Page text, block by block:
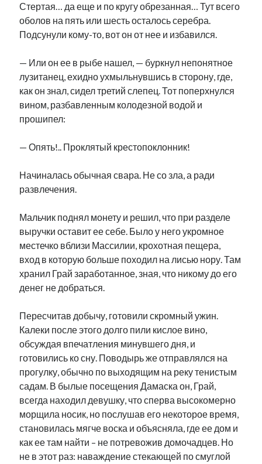
Стертая… да еще и по кругу обрезанная… Тут всего
оболов на пять или шесть осталось серебра.
Подсунули кому-то, вот он от нее и избавился.
— Или он ее в рыбе нашел, — буркнул непонятное
лузитанец, ехидно ухмыльнувшись в сторону, где,
как он знал, сидел третий слепец. Тот поперхнулся
вином, разбавленным колодезной водой и
прошипел:
— Опять!.. Проклятый крестопоклонник!
Начиналась обычная свара. Не со зла, а ради
развлечения.
Мальчик поднял монету и решил, что при разделе
выручки оставит ее себе. Было у него укромное
местечко вблизи Массилии, крохотная пещера,
вход в которую больше походил на лисью нору. Там
хранил Грай заработанное, зная, что никому до его
денег не добраться.
Пересчитав добычу, готовили скромный ужин.
Калеки после этого долго пили кислое вино,
обсуждая впечатления минувшего дня, и
готовились ко сну. Поводырь же отправлялся на
прогулку, обычно по выходящим на реку тенистым
садам. В былые посещения Дамаска он, Грай,
всегда находил девушку, что сперва высокомерно
морщила носик, но послушав его некоторое время,
становилась мягче воска и объясняла, где ее дом и
как ее там найти – не потревожив домочадцев. Но
не в этот раз: наваждение стекающей по смуглой